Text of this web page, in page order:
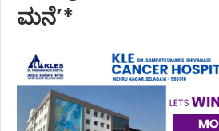
ಮನೆ’*